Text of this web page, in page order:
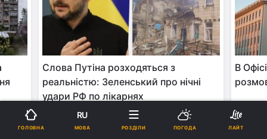
Слова Путіна розходяться з
реальністю: Зеленський про нічні
удари РФ по лікарнях
В
ГОЛОВНА
RU
МОВА РОЗДІЛИ ПОГОДА ЛАЙТ